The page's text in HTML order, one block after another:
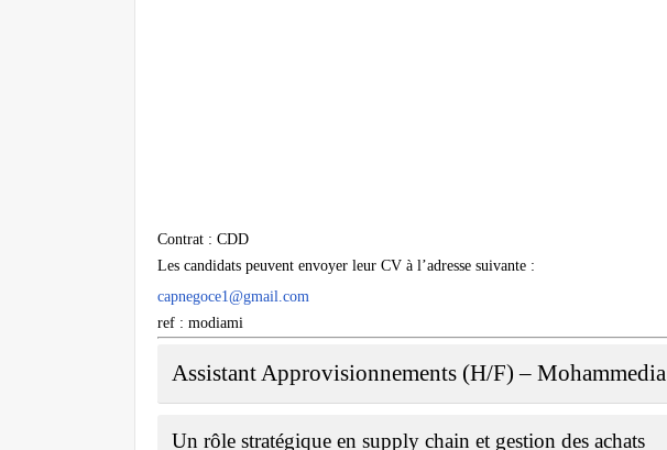
Contrat : CDD
Les candidats peuvent envoyer leur CV à l’adresse suivante :
capnegoce1@gmail.com
ref : modiami
Assistant Approvisionnements (H/F) – Mohammedia
Un rôle stratégique en supply chain et gestion des achats